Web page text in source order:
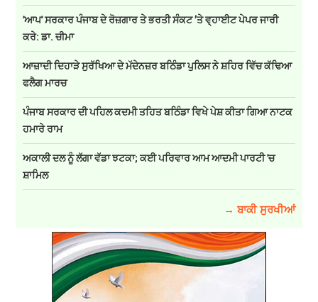
'ਆਪ' ਸਰਕਾਰ ਪੰਜਾਬ ਦੇ ਰੋਜ਼ਗਾਰ ਤੇ ਭਰਤੀ ਸੰਕਟ ’ਤੇ ਵ੍ਹਾਈਟ ਪੇਪਰ ਜਾਰੀ
ਕਰੇ: ਡਾ. ਚੀਮਾ
ਆਜ਼ਾਦੀ ਦਿਹਾੜੇ ਸੁਰੱਖਿਆ ਦੇ ਮੱਦੇਨਜ਼ਰ ਬਠਿੰਡਾ ਪੁਲਿਸ ਨੇ ਸ਼ਹਿਰ ਵਿੱਚ ਕੱਢਿਆ
ਫਲੈਗ ਮਾਰਚ
ਪੰਜਾਬ ਸਰਕਾਰ ਦੀ ਪਹਿਲ ਕਦਮੀ ਤਹਿਤ ਬਠਿੰਡਾ ਵਿਖੇ ਪੇਸ਼ ਕੀਤਾ ਗਿਆ ਨਾਟਕ
ਹਮਾਰੇ ਰਾਮ
ਅਕਾਲੀ ਦਲ ਨੂੰ ਲੱਗਾ ਵੱਡਾ ਝਟਕਾ; ਕਈ ਪਰਿਵਾਰ ਆਮ ਆਦਮੀ ਪਾਰਟੀ 'ਚ
ਸ਼ਾਮਿਲ
→ ਬਾਕੀ ਸੁਰਖੀਆਂ